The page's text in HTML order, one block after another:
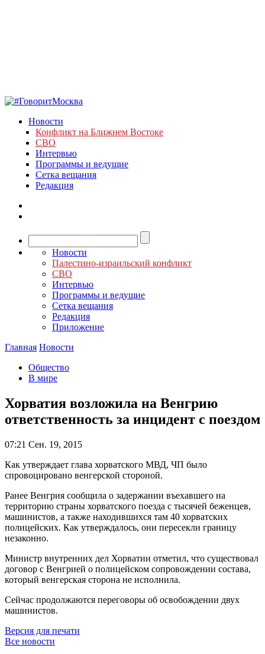
Новости
Конфликт на Ближнем Востоке
СВО
Интервью
Программы и ведущие
Сетка вещания
Редакция
Новости
Палестино-израильский конфликт
СВО
Интервью
Программы и ведущие
Сетка вещания
Редакция
Приложение
Главная Новости
Общество
В мире
Хорватия возложила на Венгрию
ответственность за инцидент с поездом
07:21 Сен. 19, 2015
Как утверждает глава хорватского МВД, ЧП было
спровоцировано венгерской стороной.
Ранее Венгрия сообщила о задержании въехавшего на
территорию страны хорватского поезда с тысячей беженцев,
машинистов, а также находившихся там 40 хорватских
полицейских. Как утверждалось, они пересекли границу
незаконно.
Министр внутренних дел Хорватии отметил, что существовал
договор с Венгрией о полицейском сопровождении состава,
который венгерская сторона не исполнила.
Сейчас продолжаются переговоры об освобождении двух
машинистов.
Версия для печати
Все новости